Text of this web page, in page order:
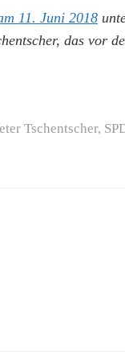
11. Juni 2018
das vor
Tschentscher,